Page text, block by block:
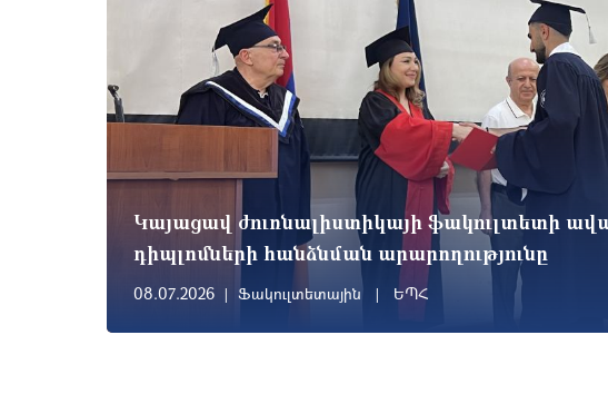
Կայացավ ժուռնալիստիկայի ֆակուլտետի
դիպլոմների հանձնման արարողությունը
08.07.2026 Ֆակուլտետային ԵՊՀ